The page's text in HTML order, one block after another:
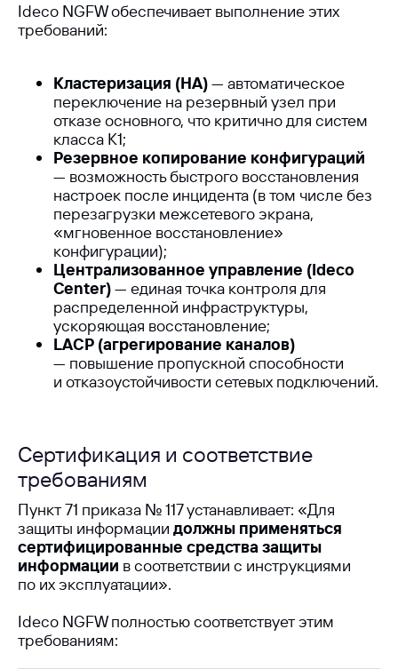
Ideco NGFW обеспечивает выполнение этих
требований:
Кластеризация (HA)— автоматическое
переключение на резервный узел при
отказе основного, что критично для систем
класса К1;
Резервное копирование конфигураций
— возможность быстрого восстановления
настроек после инцидента (в том числе без
перезагрузки межсетевого экрана,
«мгновенное восстановление»
конфигурации);
Централизованное управление (Ideco
Center)— единая точка контроля для
распределенной инфраструктуры,
ускоряющая восстановление;
LACP (агрегирование каналов)
— повышение пропускной способности
и отказоустойчивости сетевых подключений.
Сертификация и соответствие
требованиям
Пункт 71 приказа № 117 устанавливает: «Для
защиты информации должны применяться
сертифицированные средства защиты
информации в соответствии с инструкциями
по их эксплуатации».
Ideco NGFW полностью соответствует этим
требованиям:
Я согласен(а) получать рекламную информацию
Я согласен(а) сполитикой обработки персональных
данных
Другие
публикации
по теме